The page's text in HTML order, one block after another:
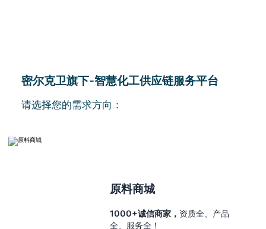
密尔克卫旗下-智慧化工供应链服务平台
请选择您的需求方向：
原料商城
1000+诚信商家， 资质全、产品
全、服务全！